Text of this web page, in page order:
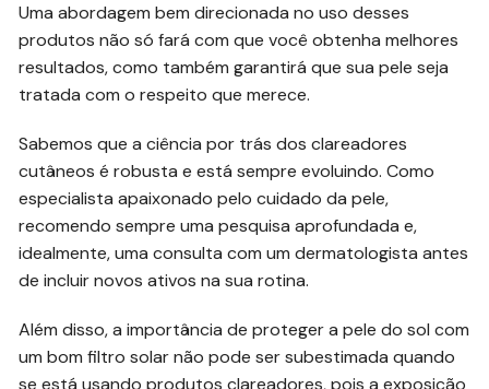
Uma abordagem bem direcionada no uso desses
produtos não só fará com que você obtenha melhores
resultados, como também garantirá que sua pele seja
tratada com o respeito que merece.
Sabemos que a ciência por trás dos clareadores
cutâneos é robusta e está sempre evoluindo. Como
especialista apaixonado pelo cuidado da pele,
recomendo sempre uma pesquisa aprofundada e,
idealmente, uma consulta com um dermatologista antes
de incluir novos ativos na sua rotina.
Além disso, a importância de proteger a pele do sol com
um bom filtro solar não pode ser subestimada quando